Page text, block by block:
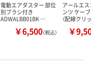
電動エアダスター 部位
別ブラシ付き
ADWALBB01BK …
￥6,500（税込）
アールエ
ンツ ケー
（配線クリ
￥